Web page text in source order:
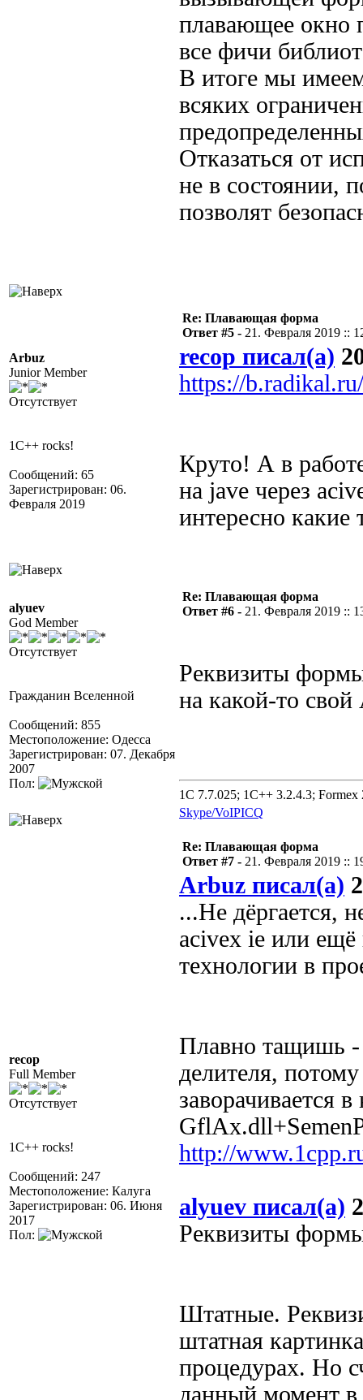
плавающее окно
все фичи
В итоге мы
всяких
Отказаться от
не в состоянии,
позволят
Arbuz
Junior Member
Отсутствует
1C++ rocks!
Сообщений: 65
Зарегистрирован: 06.
Февраля 2019
Re: Плавающая форма
Ответ #5 - 21. Февраля 2019 ::
recop писал(а)
https://
Круто! А в
на jave через
интересно какие
alyuev
God Member
Отсутствует
Гражданин Вселенной
Сообщений: 855
Местоположение: Одесса
Зарегистрирован: 07. Декабря
2007
Пол:
Re: Плавающая форма
Ответ #6 - 21. Февраля 2019 ::
Реквизиты
на какой-то
1C 7.7.025; 1C++ 3.2.4.3; Formex
Skype/VoIPICQ
recop
Full Member
Отсутствует
1C++ rocks!
Сообщений: 247
Местоположение: Калуга
Зарегистрирован: 06. Июня
2017
Пол:
Re: Плавающая форма
Ответ #7 - 21. Февраля 2019 ::
Arbuz писал(а)
...Не дёргается,
acivex ie или ещё
технологии в
Плавно тащишь -
делителя,
заворачивается
http://
alyuev писал(а)
Реквизиты
Штатные.
штатная
процедурах. Но
данный момент в